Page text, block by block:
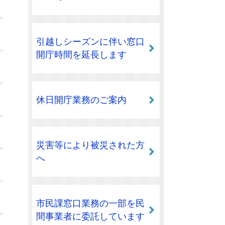
引越しシーズンに伴い窓口
開庁時間を延長します
休日開庁業務のご案内
災害等により被災された方
へ
市民課窓口業務の一部を民
間事業者に委託しています